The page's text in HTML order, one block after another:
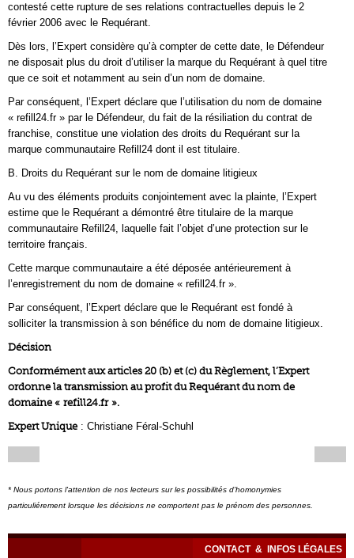
contesté cette rupture de ses relations contractuelles depuis le 2
février 2006 avec le Requérant.
Dès lors, l’Expert considère qu’à compter de cette date, le Défendeur
ne disposait plus du droit d’utiliser la marque du Requérant à quel titre
que ce soit et notamment au sein d’un nom de domaine.
Par conséquent, l’Expert déclare que l’utilisation du nom de domaine
« refill24.fr » par le Défendeur, du fait de la résiliation du contrat de
franchise, constitue une violation des droits du Requérant sur la
marque communautaire Refill24 dont il est titulaire.
B. Droits du Requérant sur le nom de domaine litigieux
Au vu des éléments produits conjointement avec la plainte, l’Expert
estime que le Requérant a démontré être titulaire de la marque
communautaire Refill24, laquelle fait l’objet d’une protection sur le
territoire français.
Cette marque communautaire a été déposée antérieurement à
l’enregistrement du nom de domaine « refill24.fr ».
Par conséquent, l’Expert déclare que le Requérant est fondé à
solliciter la transmission à son bénéfice du nom de domaine litigieux.
Décision
Conformément aux articles 20 (b) et (c) du Règlement, l’Expert
ordonne la transmission au profit du Requérant du nom de
domaine « refill24.fr ».
Expert Unique : Christiane Féral-Schuhl
* Nous portons l'attention de nos lecteurs sur les possibilités d'homonymies
particuliérement lorsque les décisions ne comportent pas le prénom des personnes.
CONTACT & INFOS LÉGALES